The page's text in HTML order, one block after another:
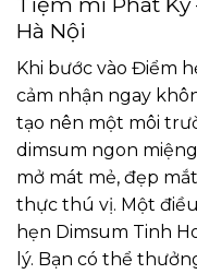
Hà Nội
Khi bước vào Điểm
cảm nhận ngay
tạo nên một môi
dimsum ngon
mở mát mẻ, đẹp
thực thú vị. Một
hẹn Dimsum Tinh
lý. Bạn có thể